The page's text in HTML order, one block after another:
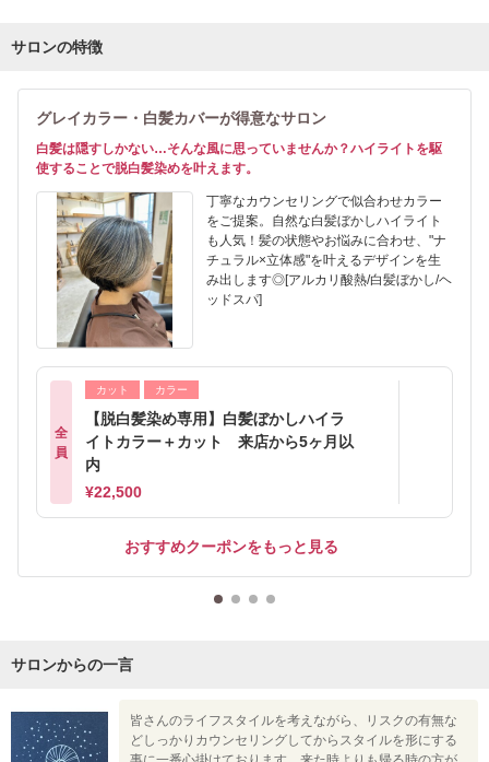
サロンの特徴
グレイカラー・白髪カバーが得意なサロン
白髪は隠すしかない…そんな風に思っていませんか？ハイライトを駆
使することで脱白髪染めを叶えます。
丁寧なカウンセリングで似合わせカラー
をご提案。自然な白髪ぼかしハイライト
も人気！髪の状態やお悩みに合わせ、"ナ
チュラル×立体感"を叶えるデザインを生
み出します◎[アルカリ酸熱/白髪ぼかし/ヘ
ッドスパ]
全
員
カット カラー
【脱白髪染め専用】白髪ぼかしハイラ
イトカラー＋カット 来店から5ヶ月以
内
¥22,500
おすすめクーポンをもっと見る
サロンからの一言
皆さんのライフスタイルを考えながら、リスクの有無な
どしっかりカウンセリングしてからスタイルを形にする